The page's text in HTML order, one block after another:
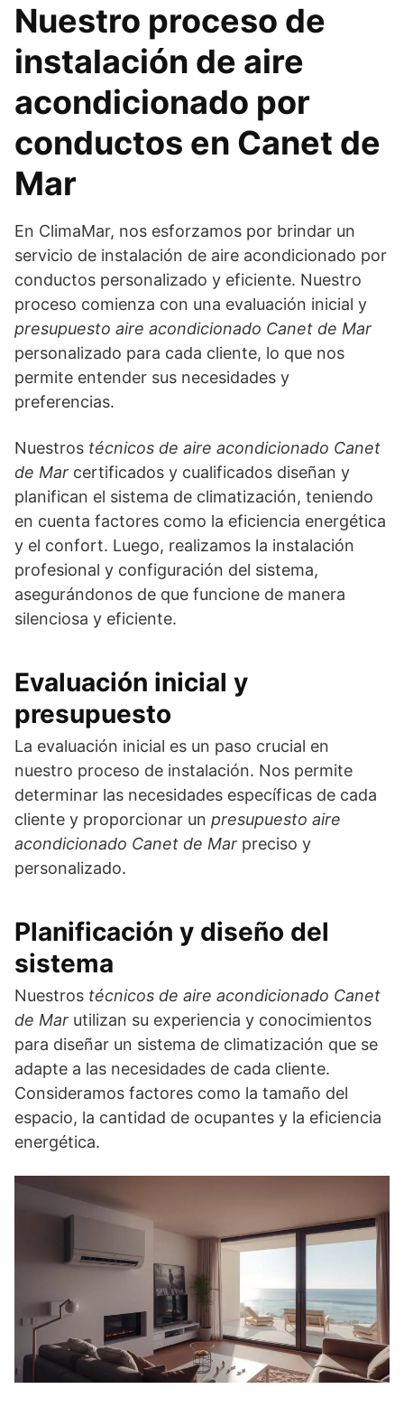
Nuestro proceso de
instalación de aire
acondicionado por
conductos en Canet de
Mar
En ClimaMar, nos esforzamos por brindar un
servicio de instalación de aire acondicionado por
conductos personalizado y eficiente. Nuestro
proceso comienza con una evaluación inicial y
presupuesto aire acondicionado Canet de Mar
personalizado para cada cliente, lo que nos
permite entender sus necesidades y
preferencias.
Nuestros técnicos de aire acondicionado Canet
de Mar certificados y cualificados diseñan y
planifican el sistema de climatización, teniendo
en cuenta factores como la eficiencia energética
y el confort. Luego, realizamos la instalación
profesional y configuración del sistema,
asegurándonos de que funcione de manera
silenciosa y eficiente.
Evaluación inicial y
presupuesto
La evaluación inicial es un paso crucial en
nuestro proceso de instalación. Nos permite
determinar las necesidades específicas de cada
cliente y proporcionar un presupuesto aire
acondicionado Canet de Mar preciso y
personalizado.
Planificación y diseño del
sistema
Nuestros técnicos de aire acondicionado Canet
de Mar utilizan su experiencia y conocimientos
para diseñar un sistema de climatización que se
adapte a las necesidades de cada cliente.
Consideramos factores como la tamaño del
espacio, la cantidad de ocupantes y la eficiencia
energética.